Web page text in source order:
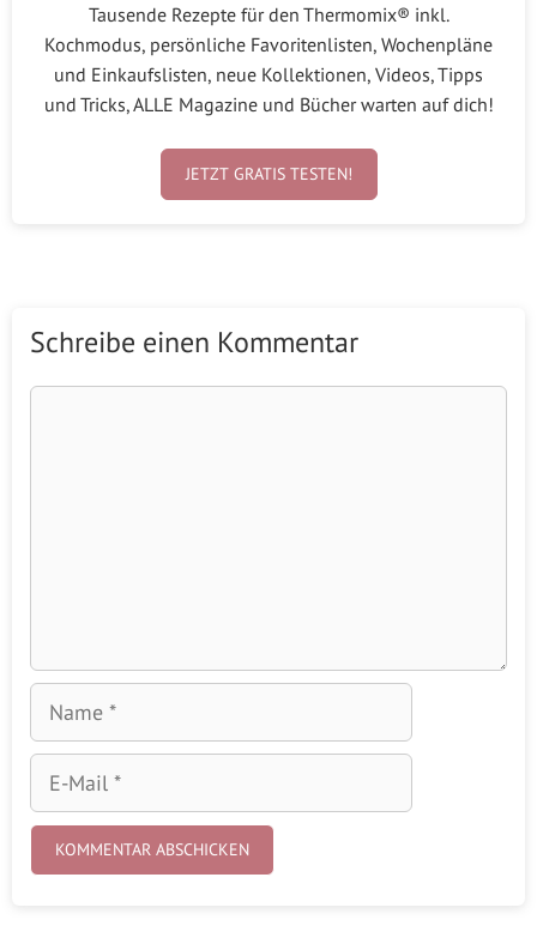
Tausende Rezepte für den Thermomix® inkl.
Kochmodus, persönliche Favoritenlisten, Wochenpläne
und Einkaufslisten, neue Kollektionen, Videos, Tipps
und Tricks, ALLE Magazine und Bücher warten auf dich!
JETZT GRATIS TESTEN!
Schreibe einen Kommentar
Name
Mail